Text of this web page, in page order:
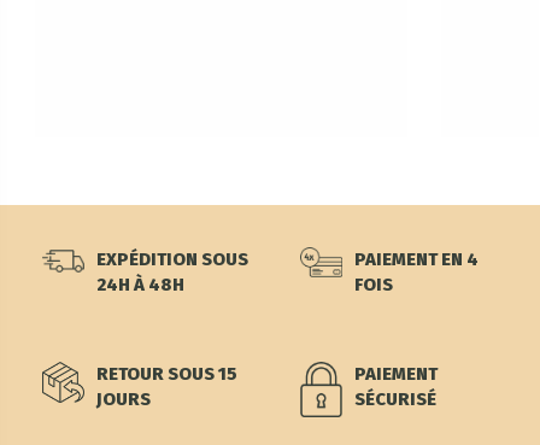
EXPÉDITION SOUS
24H À 48H
PAIEMENT EN 4
FOIS
RETOUR SOUS 15
JOURS
PAIEMENT
SÉCURISÉ